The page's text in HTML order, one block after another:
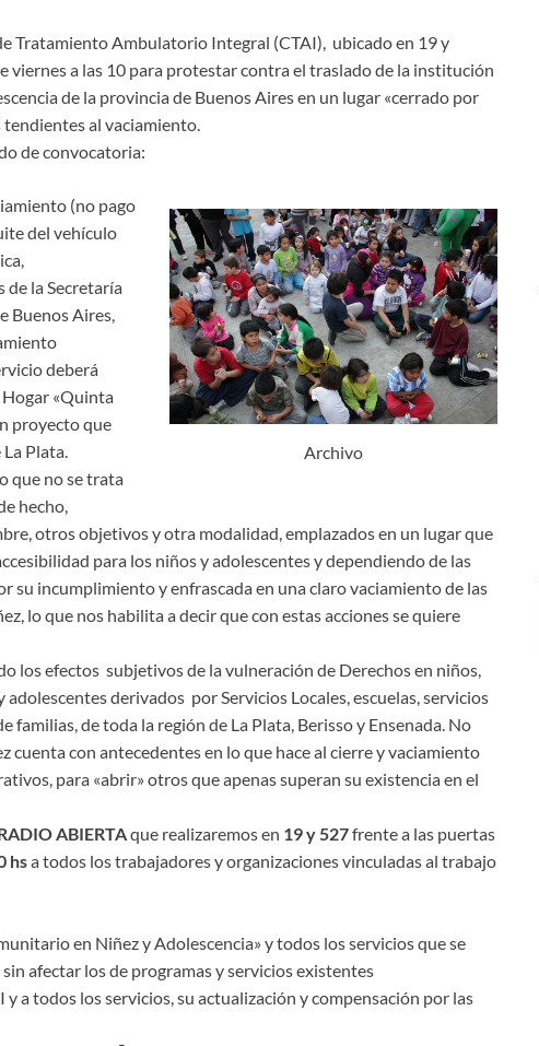
Tratamiento Ambulatorio Integral (CTAI), ubicado en 19 y
viernes a las 10 para protestar contra el traslado de la institución
de la provincia de Buenos Aires en un lugar «cerrado por
al vaciamiento.
de convocatoria:
Archivo
(no pago
del vehículo
de la Secretaría
Buenos Aires,
deberá
«Quinta
proyecto que
Plata.
que no se trata
hecho,
otros objetivos y otra modalidad, emplazados en un lugar que
para los niños y adolescentes y dependiendo de las
su incumplimiento y enfrascada en una claro vaciamiento de las
lo que nos habilita a decir que con estas acciones se quiere
los efectos subjetivos de la vulneración de Derechos en niños,
derivados por Servicios Locales, escuelas, servicios
familias, de toda la región de La Plata, Berisso y Ensenada. No
cuenta con antecedentes en lo que hace al cierre y vaciamiento
para «abrir» otros que apenas superan su existencia en el
ABIERTAque realizaremos en 19 y 527frente a las puertas
hsa todos los trabajadores y organizaciones vinculadas al trabajo
en Niñez y Adolescencia» y todos los servicios que se
afectar los de programas y servicios existentes
y a todos los servicios, su actualización y compensación por las